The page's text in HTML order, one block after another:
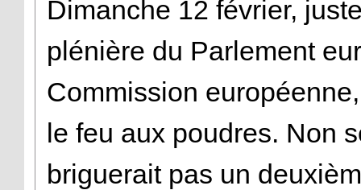
Dimanche 12 février,
plénière du Parlement
Commission
le feu aux poudres. Non
briguerait pas un